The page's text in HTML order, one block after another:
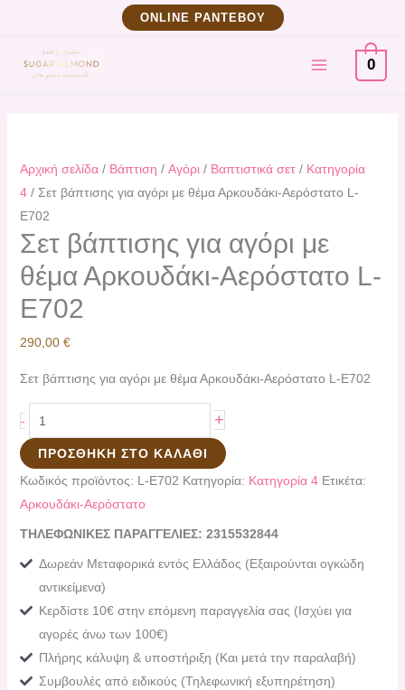
περιεχόμενο
ΟNLINE ΡΑΝΤΕΒΟΥ
MAIN
MENU
0
Αρχική σελίδα/ Βάπτιση / Αγόρι/ Βαπτιστικά σετ/ Κατηγορία
4/ Σετ βάπτισης για αγόρι με θέμα Αρκουδάκι-Αερόστατο L-
E702
Σετ βάπτισης για αγόρι με
θέμα Αρκουδάκι-Αερόστατο L-
E702
290,00 €
Σετ βάπτισης για αγόρι με θέμα Αρκουδάκι-Αερόστατο L-E702
-
για
αγόρι
Αερόστατο
L-
E702
ποσότητα
+
ΠΡΟΣΘΉΚΗ ΣΤΟ ΚΑΛΆΘΙ
Κωδικός προϊόντος: L-E702 Κατηγορία: Κατηγορία 4 Ετικέτα:
Αρκουδάκι-Αερόστατο
ΤΗΛΕΦΩΝΙΚΕΣ ΠΑΡΑΓΓΕΛΙΕΣ: 2315532844
Δωρεάν Μεταφορικά εντός Ελλάδος (Εξαιρούνται ογκώδη
αντικείμενα)
Κερδίστε 10€ στην επόμενη παραγγελία σας (Ισχύει για
αγορές άνω των 100€)
Πλήρης κάλυψη & υποστήριξη (Και μετά την παραλαβή)
Συμβουλές από ειδικούς (Τηλεφωνική εξυπηρέτηση)